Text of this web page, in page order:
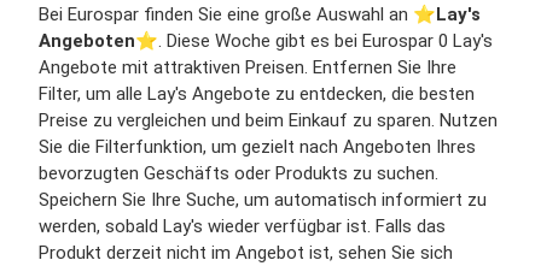
Bei Eurospar finden Sie eine große Auswahl an ⭐️Lay's
Angeboten⭐️. Diese Woche gibt es bei Eurospar 0 Lay's
Angebote mit attraktiven Preisen. Entfernen Sie Ihre
Filter, um alle Lay's Angebote zu entdecken, die besten
Preise zu vergleichen und beim Einkauf zu sparen. Nutzen
Sie die Filterfunktion, um gezielt nach Angeboten Ihres
bevorzugten Geschäfts oder Produkts zu suchen.
Speichern Sie Ihre Suche, um automatisch informiert zu
werden, sobald Lay's wieder verfügbar ist. Falls das
Produkt derzeit nicht im Angebot ist, sehen Sie sich